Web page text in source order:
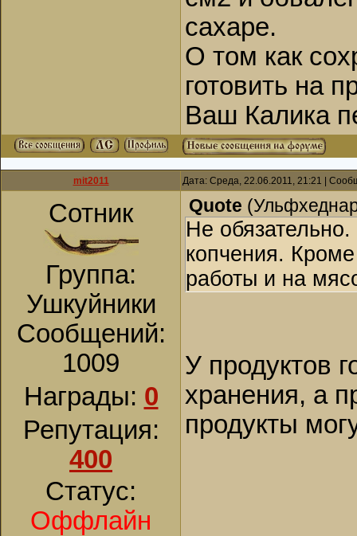
сахаре.
О том как
готовить на
Ваш Калика
mit2011 Дата: Среда, 22.06.2011, 21:21 |
Сотник
Группа:
Ушкуйники
Сообщений:
1009
Награды: 0
Репутация:
400
Статус:
Оффлайн
Quote (
Не обязательно.
копчения.
работы и на
У продуктов
хранения, а
продукты